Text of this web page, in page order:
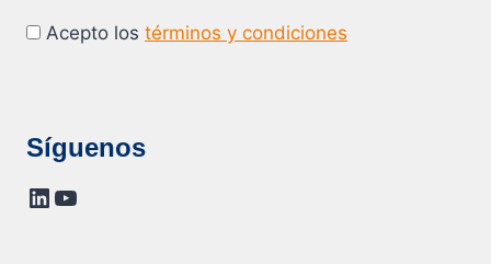
Acepto los términos y condiciones
Síguenos
LinkedIn
YouTube